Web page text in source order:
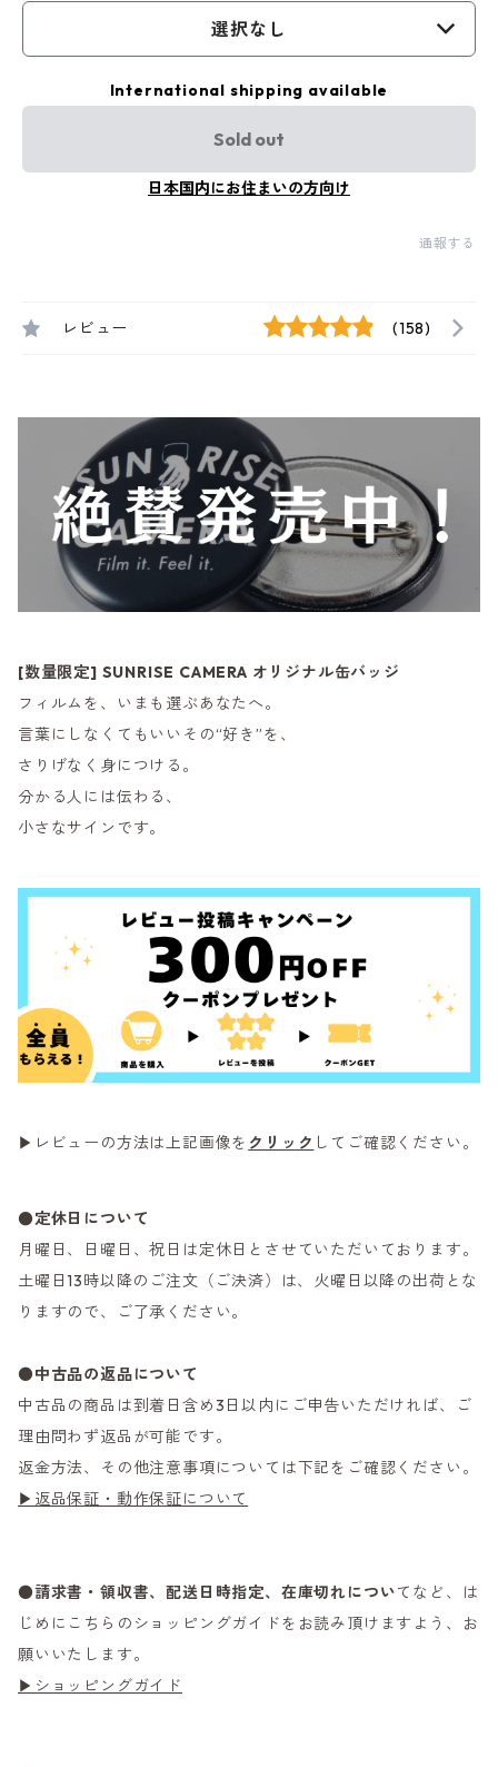
選択なし
International shipping available
Sold out
日本国内にお住まいの方向け
通報する
レビュー (158)
[数量限定] SUNRISE CAMERA オリジナル缶バッジ
フィルムを、いまも選ぶあなたへ。
言葉にしなくてもいいその“好き”を、
さりげなく身につける。
分かる人には伝わる、
小さなサインです。
▶レビューの方法は上記画像を クリック してご確認ください。
●定休日について
月曜日、日曜日、祝日は定休日とさせていただいております。
土曜日13時以降のご注文（ご決済）は、火曜日以降の出荷とな
りますので、ご了承ください。
●中古品の返品について
中古品の商品は到着日含め3日以内にご申告いただければ、ご
理由問わず返品が可能です。
返金方法、その他注意事項については下記をご確認ください。
▶返品保証・動作保証について
●請求書・領収書、配送日時指定、在庫切れについてなど、は
じめにこちらのショッピングガイドをお読み頂けますよう、お
願いいたします。
▶ショッピングガイド